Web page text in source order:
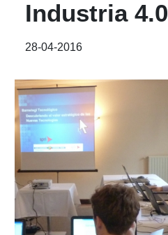
Industria 4.0
28-04-2016